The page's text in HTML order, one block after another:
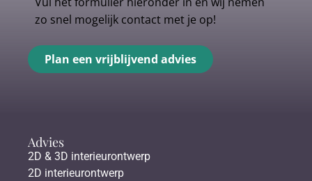
zo snel mogelijk contact met je op!
Plan een vrijblijvend advies
Advies
2D & 3D interieurontwerp
2D interieurontwerp